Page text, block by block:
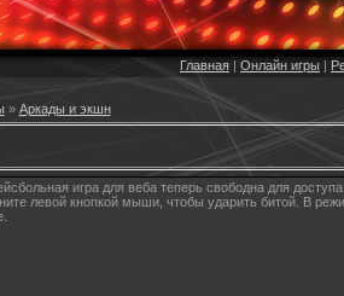
Главная | Онлайн игры |
» Аркады и экшн
игра для веба теперь свободна для
левой кнопкой мыши, чтобы ударить битой. В